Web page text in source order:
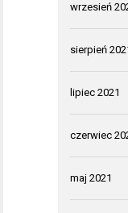
wrzesień
sierpień
lipiec 2021
czerwiec
maj 2021